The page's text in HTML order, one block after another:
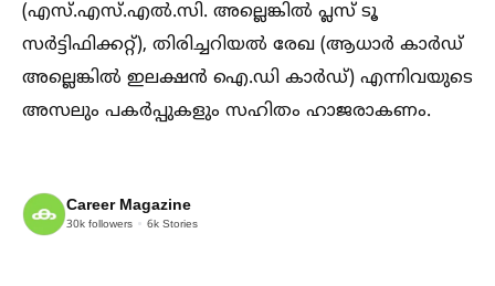
(എസ്.എസ്.എല്‍.സി. അല്ലെങ്കില്‍ പ്ലസ് ടൂ
സർട്ടിഫിക്കറ്റ്), തിരിച്ചറിയല്‍ രേഖ (ആധാർ കാർഡ്
അല്ലെങ്കില്‍ ഇലക്ഷൻ ഐ.ഡി കാർഡ്) എന്നിവയുടെ
അസലും പകർപ്പുകളും സഹിതം ഹാജരാകണം.
Career Magazine
30k followers 6k Stories